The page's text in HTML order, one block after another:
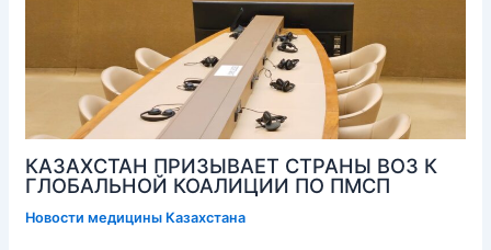
КАЗАХСТАН ПРИЗЫВАЕТ СТРАНЫ ВОЗ К
ГЛОБАЛЬНОЙ КОАЛИЦИИ ПО ПМСП
Новости медицины Казахстана